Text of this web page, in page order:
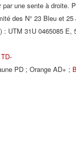
une sente à droite.
des N° 23 Bleu et 25
: UTM 31U 0465085 E,
PD ; Orange AD+ ;